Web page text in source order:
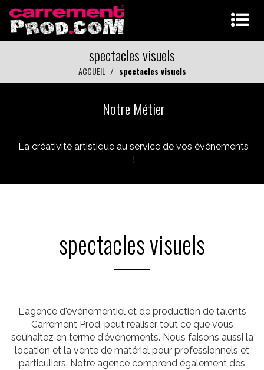
spectacles visuels
ACCUEIL spectacles visuels
Notre Métier
La créativité artistique au service de vos événements
!
spectacles visuels
L'agence d'événementiel et de production de talents
Carrement Prod, peut réaliser tout ce que vous
souhaitez en terme d'événements. Nous faisons aussi la
location et la vente de matériel pour professionnels et
particuliers. Notre agence comprend également des